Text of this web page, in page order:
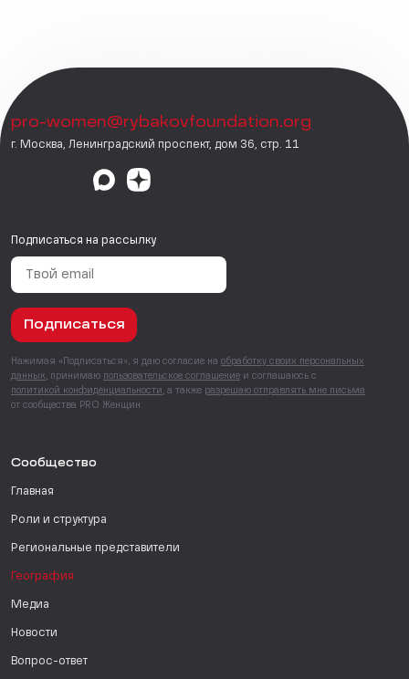
pro-women@rybakovfoundation.org
г. Москва, Ленинградский проспект, дом 36, стр. 11
Подписаться на рассылку
Подписаться
Нажимая «Подписаться», я даю согласие на обработку своих персональных
данных , принимаю пользовательское соглашение и соглашаюсь с
политикой конфиденциальности , а также разрешаю отправлять мне письма
от сообщества PRO Женщин.
Сообщество
Главная
Роли и структура
Региональные представители
География
Медиа
Новости
Вопрос-ответ